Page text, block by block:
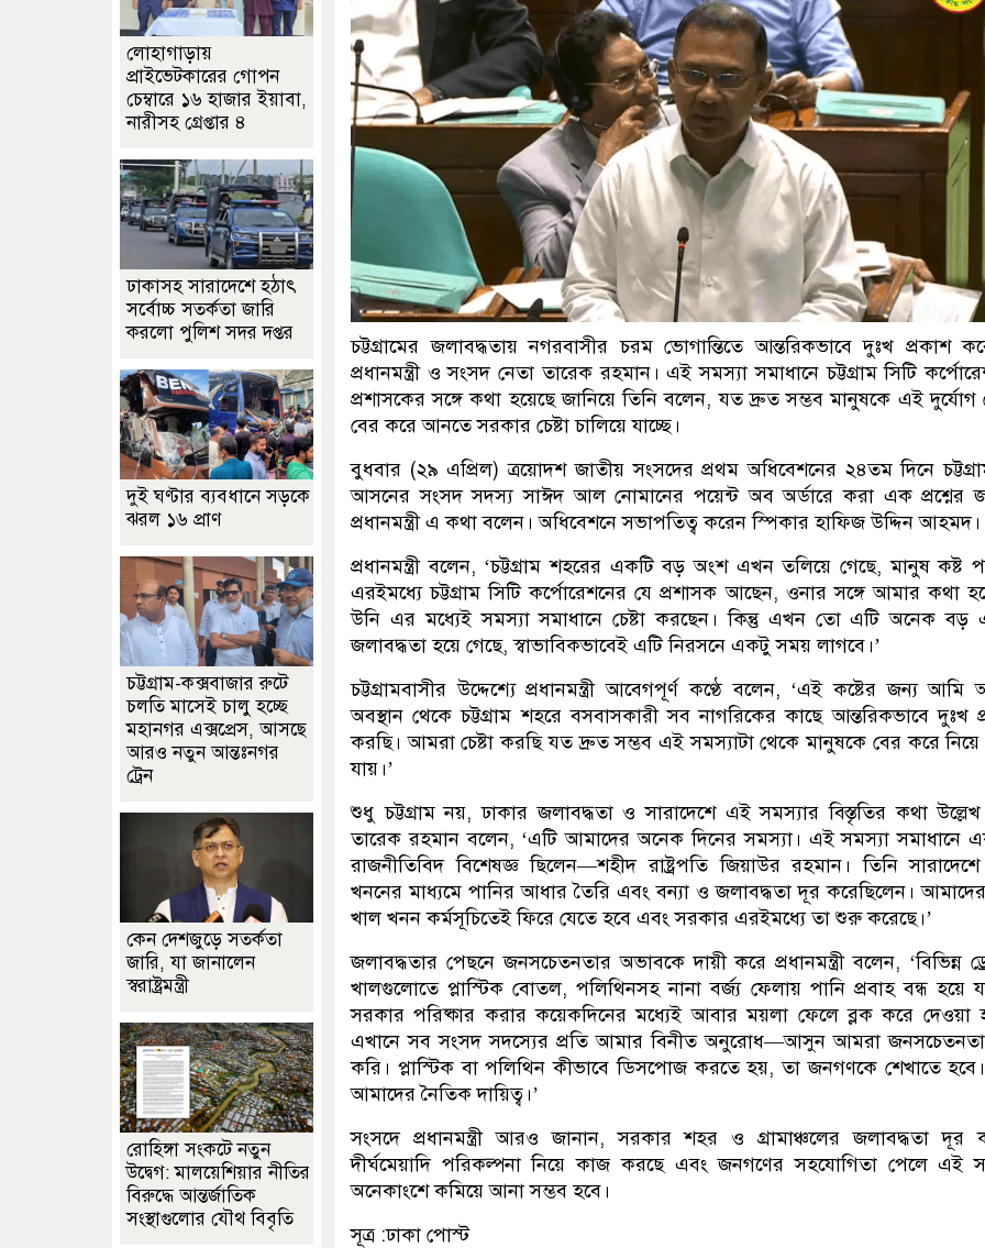
চট্টগ্রামের জলাবদ্ধতায় নগরবাসীর চরম ভোগান্তিতে আন্তরিকভাবে দুঃখ প্রকাশ
প্রধানমন্ত্রী ও সংসদ নেতা তারেক রহমান। এই সমস্যা সমাধানে চট্টগ্রাম সিটি
প্রশাসকের সঙ্গে কথা হয়েছে জানিয়ে তিনি বলেন, যত দ্রুত সম্ভব মানুষকে এই দুর্যোগ
বের করে আনতে সরকার চেষ্টা চালিয়ে যাচ্ছে।
বুধবার (২৯ এপ্রিল) ত্রয়োদশ জাতীয় সংসদের প্রথম অধিবেশনের ২৪তম দিনে
আসনের সংসদ সদস্য সাঈদ আল নোমানের পয়েন্ট অব অর্ডারে করা এক প্রশ্নের
প্রধানমন্ত্রী এ কথা বলেন। অধিবেশনে সভাপতিত্ব করেন স্পিকার হাফিজ উদ্দিন আহমদ।
প্রধানমন্ত্রী বলেন, ‘চট্টগ্রাম শহরের একটি বড় অংশ এখন তলিয়ে গেছে, মানুষ কষ্ট
এরইমধ্যে চট্টগ্রাম সিটি কর্পোরেশনের যে প্রশাসক আছেন, ওনার সঙ্গে আমার কথা
উনি এর মধ্যেই সমস্যা সমাধানে চেষ্টা করছেন। কিন্তু এখন তো এটি অনেক বড়
জলাবদ্ধতা হয়ে গেছে, স্বাভাবিকভাবেই এটি নিরসনে একটু সময় লাগবে।’
চট্টগ্রামবাসীর উদ্দেশ্যে প্রধানমন্ত্রী আবেগপূর্ণ কণ্ঠে বলেন, ‘এই কষ্টের জন্য আমি
অবস্থান থেকে চট্টগ্রাম শহরে বসবাসকারী সব নাগরিকের কাছে আন্তরিকভাবে দুঃখ
করছি। আমরা চেষ্টা করছি যত দ্রুত সম্ভব এই সমস্যাটা থেকে মানুষকে বের করে
যায়।’
শুধু চট্টগ্রাম নয়, ঢাকার জলাবদ্ধতা ও সারাদেশে এই সমস্যার বিস্তৃতির কথা
তারেক রহমান বলেন, ‘এটি আমাদের অনেক দিনের সমস্যা। এই সমস্যা সমাধানে
রাজনীতিবিদ বিশেষজ্ঞ ছিলেন—শহীদ রাষ্ট্রপতি জিয়াউর রহমান। তিনি
খননের মাধ্যমে পানির আধার তৈরি এবং বন্যা ও জলাবদ্ধতা দূর করেছিলেন।
খাল খনন কর্মসূচিতেই ফিরে যেতে হবে এবং সরকার এরইমধ্যে তা শুরু করেছে।’
জলাবদ্ধতার পেছনে জনসচেতনতার অভাবকে দায়ী করে প্রধানমন্ত্রী বলেন, ‘বিভিন্ন
খালগুলোতে প্লাস্টিক বোতল, পলিথিনসহ নানা বর্জ্য ফেলায় পানি প্রবাহ বন্ধ হয়ে
সরকার পরিষ্কার করার কয়েকদিনের মধ্যেই আবার ময়লা ফেলে ব্লক করে দেওয়া
এখানে সব সংসদ সদস্যের প্রতি আমার বিনীত অনুরোধ—আসুন আমরা জনসচেতনতা
করি। প্লাস্টিক বা পলিথিন কীভাবে ডিসপোজ করতে হয়, তা জনগণকে শেখাতে
আমাদের নৈতিক দায়িত্ব।’
সংসদে প্রধানমন্ত্রী আরও জানান, সরকার শহর ও গ্রামাঞ্চলের জলাবদ্ধতা দূর
দীর্ঘমেয়াদি পরিকল্পনা নিয়ে কাজ করছে এবং জনগণের সহযোগিতা পেলে এই
অনেকাংশে কমিয়ে আনা সম্ভব হবে।
সূত্র :ঢাকা পোস্ট
লোহাগাড়ায়
প্রাইভেটকারের গোপন
চেম্বারে ১৬ হাজার ইয়াবা,
নারীসহ গ্রেপ্তার ৪
ঢাকাসহ সারাদেশে হঠাৎ
সর্বোচ্চ সতর্কতা জা‌রি
করলো পুলিশ সদর দপ্তর
দুই ঘণ্টার ব্যবধানে সড়কে
ঝরল ১৬ প্রাণ
চট্টগ্রাম-কক্সবাজার রুটে
চলতি মাসেই চালু হচ্ছে
মহানগর এক্সপ্রেস, আসছে
আরও নতুন আন্তঃনগর
ট্রেন
কেন দেশজুড়ে সতর্কতা
জারি, যা জানালেন
স্বরাষ্ট্রমন্ত্রী
রোহিঙ্গা সংকটে নতুন
উদ্বেগ: মালয়েশিয়ার নীতির
বিরুদ্ধে আন্তর্জাতিক
সংস্থাগুলোর যৌথ বিবৃতি